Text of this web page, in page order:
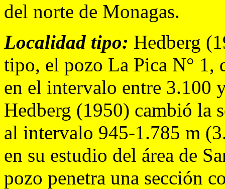
del norte de Monagas.
Localidad tipo: Hedberg
tipo, el pozo La Pica N° 1,
en el intervalo entre 3.100
Hedberg (1950) cambió la
al intervalo 945-1.785 m
en su estudio del área de
pozo penetra una sección